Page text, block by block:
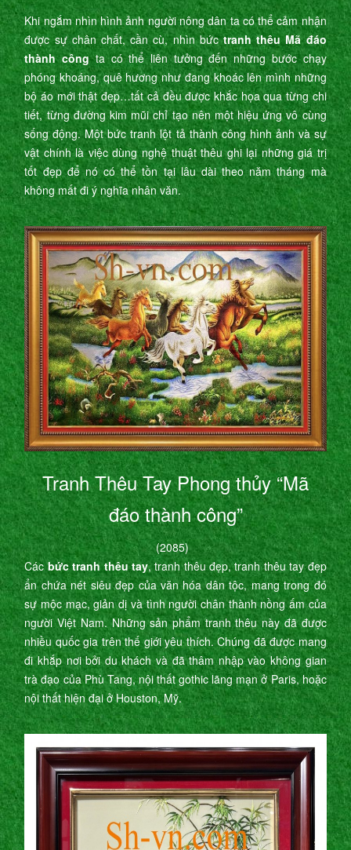
Khi ngắm nhìn hình ảnh người nông dân ta có thể cảm nhận
được sự chân chất, cần cù, nhìn bứctranh thêu Mã đáo
thành côngta có thể liên tưởng đến những bước chạy
phóng khoáng, quê hương như đang khoác lên mình những
bộ áo mới thật đẹp…tất cả đều được khắc họa qua từng chi
tiết, từng đường kim mũi chỉ tạo nên một hiệu ứng vô cùng
sống động. Một bức tranh lột tả thành công hình ảnh và sự
vật chính là việc dùng nghệ thuật thêu ghi lại những giá trị
tốt đẹp để nó có thể tồn tại lâu dài theo năm tháng mà
không mất đi ý nghĩa nhân văn.
Tranh Thêu Tay Phong thủy “Mã
đáo thành công”
(2085)
Cácbức tranh thêu tay, tranh thêu đẹp, tranh thêu tay đẹp
ẩn chứa nét siêu đẹp của văn hóa dân tộc, mang trong đó
sự mộc mạc, giản dị và tình người chân thành nồng ấm của
người Việt Nam. Những sản phẩm tranh thêu này đã được
nhiều quốc gia trên thế giới yêu thích. Chúng đã được mang
đi khắp nơi bởi du khách và đã thâm nhập vào không gian
trà đạo của Phù Tang, nội thất gothic lãng mạn ở Paris, hoặc
nội thất hiện đại ở Houston, Mỹ.